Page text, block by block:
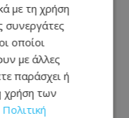
με τη χρήση
συνεργάτες
οποίοι
με άλλες
παράσχει ή
χρήση των
Πολιτική